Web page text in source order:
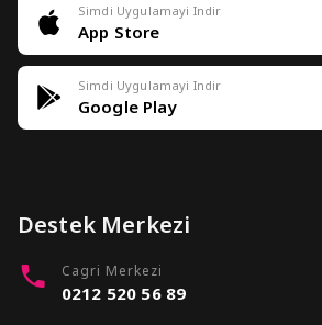
Simdi Uygulamayi Indir
App Store
Simdi Uygulamayi Indir
Google Play
Destek Merkezi
Cagri Merkezi
0212 520 56 89